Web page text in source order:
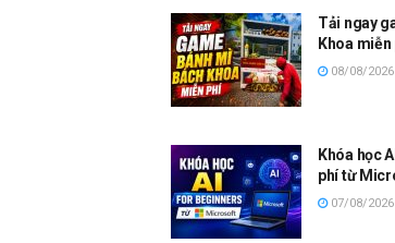
Tải ngay
Khoa miễn
08/08/2026
Khóa học
phí từ
07/08/2026